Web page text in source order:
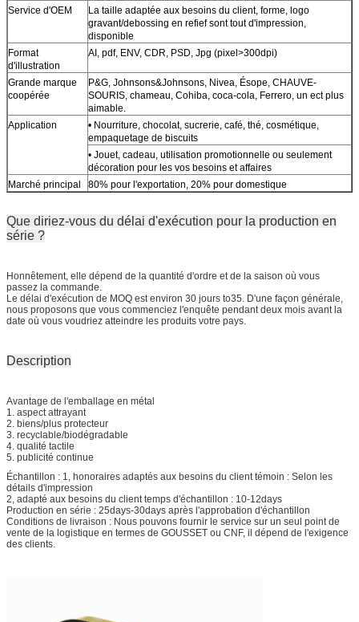
Service d'OEM
La taille adaptée aux besoins du client, forme, logo
gravant/debossing en refief sont tout d'impression,
disponible
Format
d'illustration
AI, pdf, ENV, CDR, PSD, Jpg (pixel>300dpi)
Grande marque
coopérée
P&G, Johnsons&Johnsons, Nivea, Ésope, CHAUVE-
SOURIS, chameau, Cohiba, coca-cola, Ferrero, un ect plus
aimable.
Application
• Nourriture, chocolat, sucrerie, café, thé, cosmétique,
empaquetage de biscuits
• Jouet, cadeau, utilisation promotionnelle ou seulement
décoration pour les vos besoins et affaires
Marché principal
80% pour l'exportation, 20% pour domestique
Que diriez-vous du délai d'exécution pour la production en
série ?
Honnêtement, elle dépend de la quantité d'ordre et de la saison où vous
passez la commande.
Le délai d'exécution de MOQ est environ 30 jours to35. D'une façon générale,
nous proposons que vous commenciez l'enquête pendant deux mois avant la
date où vous voudriez atteindre les produits votre pays.
Description
Avantage de l'emballage en métal
1. aspect attrayant
2. biens/plus protecteur
3. recyclable/biodégradable
4. qualité tactile
5. publicité continue
Échantillon : 1, honoraires adaptés aux besoins du client témoin : Selon les
détails d'impression
2, adapté aux besoins du client temps d'échantillon : 10-12days
Production en série : 25days-30days après l'approbation d'échantillon
Conditions de livraison : Nous pouvons fournir le service sur un seul point de
vente de la logistique en termes de GOUSSET ou CNF, il dépend de l'exigence
des clients.